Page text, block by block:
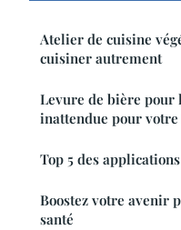
Atelier de cuisine
cuisiner autrement
Levure de bière pour
inattendue pour votre
Top 5 des
Boostez votre avenir
santé